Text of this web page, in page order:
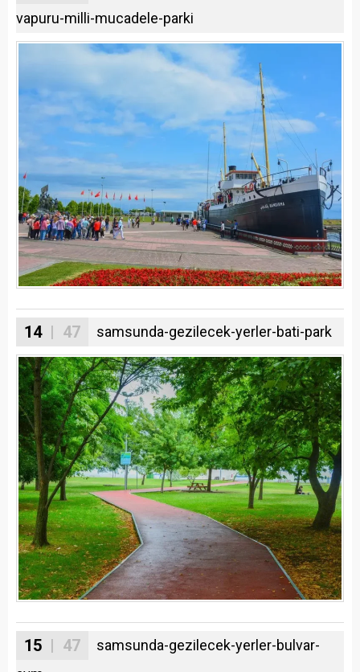
vapuru-milli-mucadele-parki
14| 47 samsunda-gezilecek-yerler-bati-park
15 | 47
samsunda-gezilecek-yerler-bulvar-